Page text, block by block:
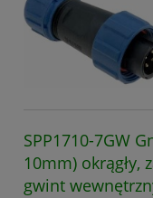
SPP1710-7GW
10mm) okrągły,
gwint